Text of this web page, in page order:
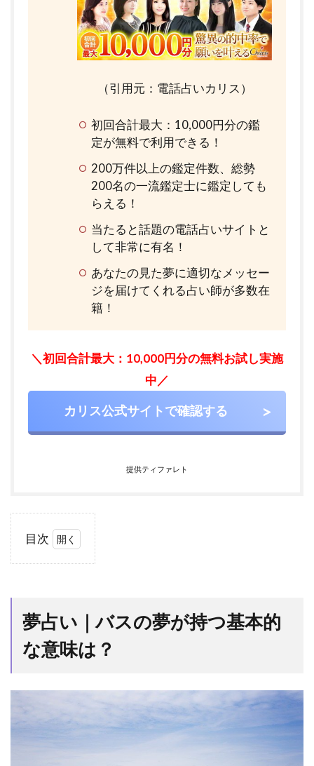
（引用元：電話占いカリス）
初回合計最大：10,000円分の鑑
定が無料で利用できる！
200万件以上の鑑定件数、総勢
200名の一流鑑定士に鑑定しても
らえる！
当たると話題の電話占いサイトと
して非常に有名！
あなたの見た夢に適切なメッセー
ジを届けてくれる占い師が多数在
籍！
＼初回合計最大：10,000円分の無料お試し実施
中／
カリス公式サイトで確認する
提供ティファレト
目次
の夢
が持
つ基
味
近い
夢占い｜バスの夢が持つ基本的
な意味は？